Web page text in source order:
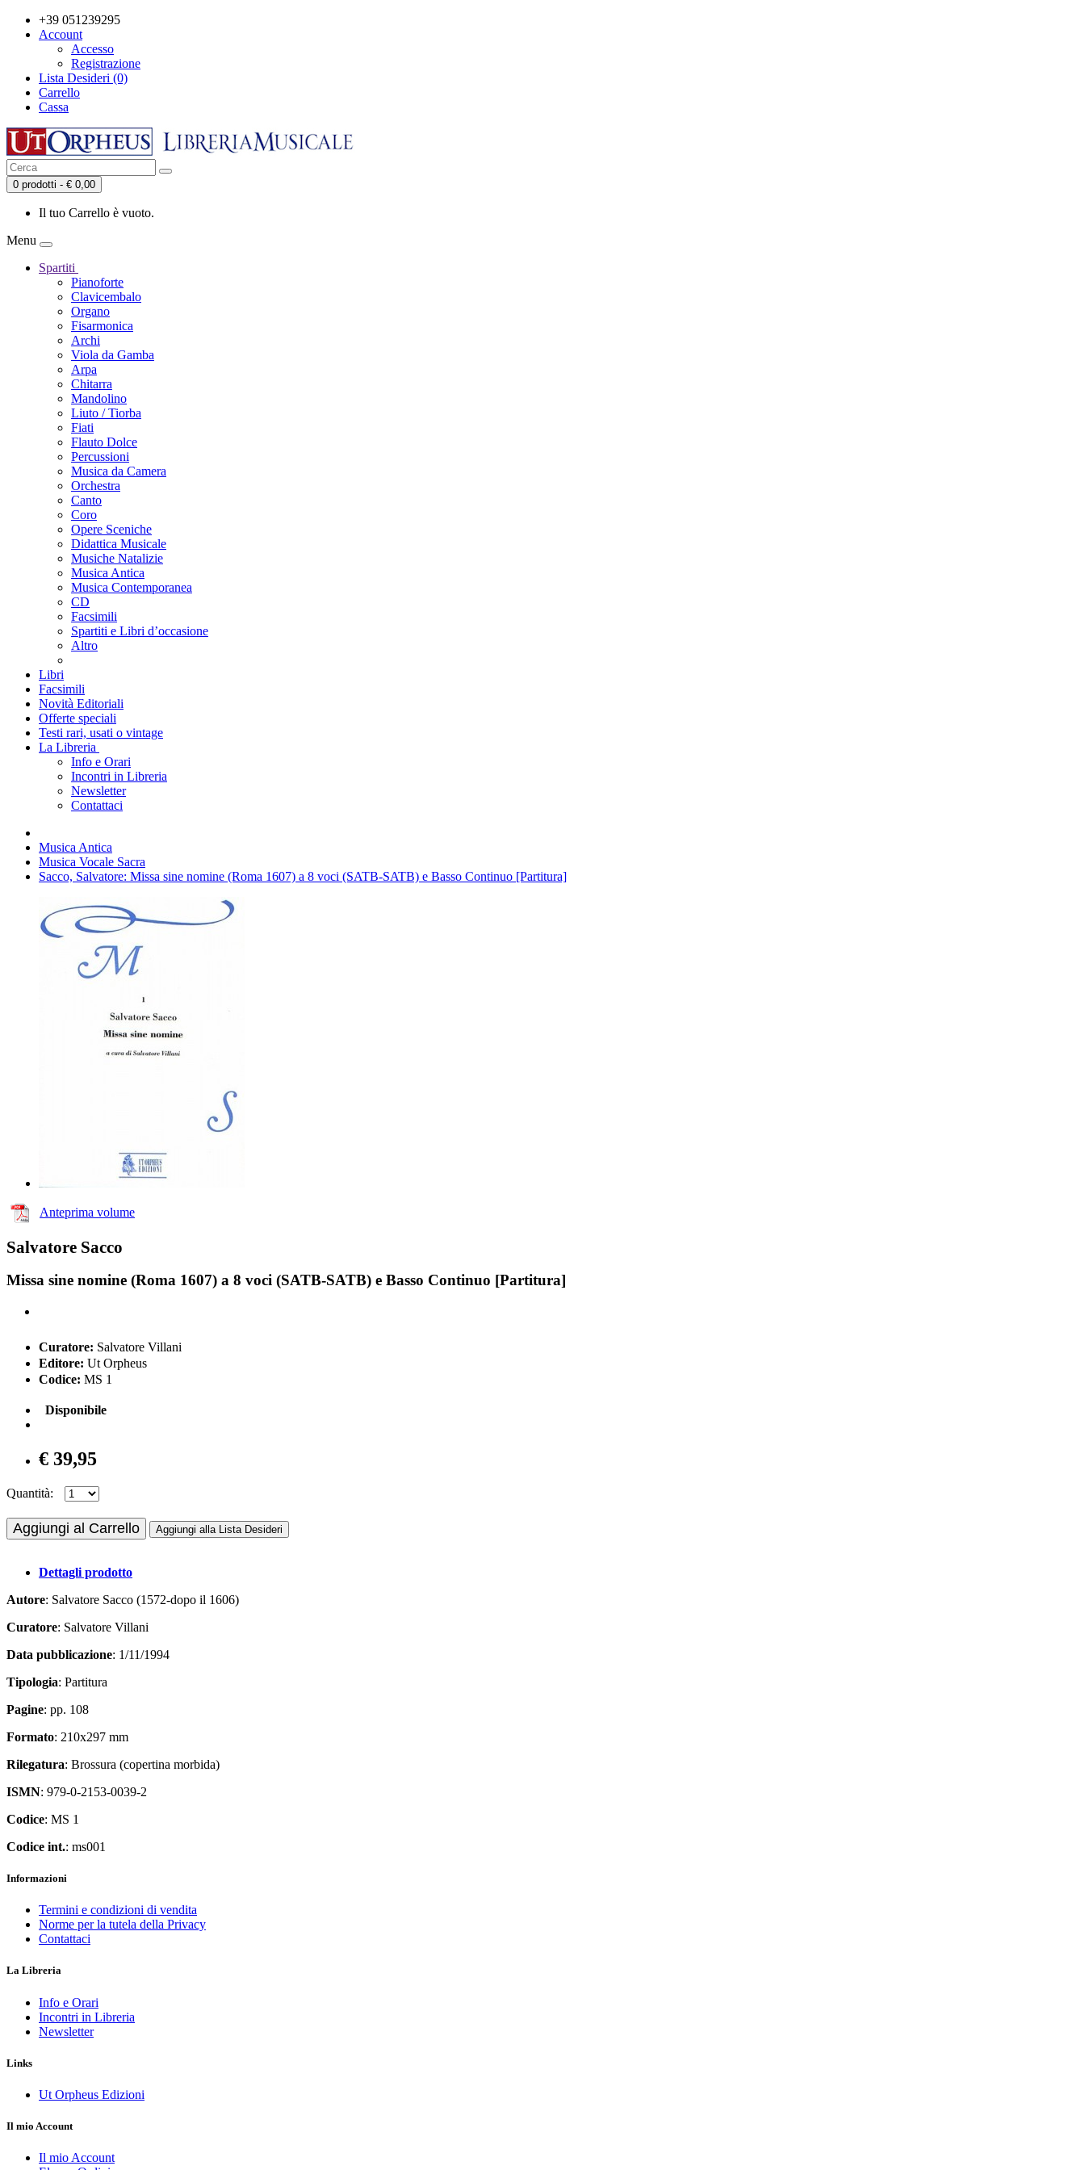
+39 051239295
Account
Accesso
Registrazione
Lista Desideri (0)
Carrello
Cassa
0 prodotti - € 0,00
Il tuo Carrello è vuoto.
Menu
Spartiti
Pianoforte
Clavicembalo
Organo
Fisarmonica
Archi
Viola da Gamba
Arpa
Chitarra
Mandolino
Liuto / Tiorba
Fiati
Flauto Dolce
Percussioni
Musica da Camera
Orchestra
Canto
Coro
Opere Sceniche
Didattica Musicale
Musiche Natalizie
Musica Antica
Musica Contemporanea
CD
Facsimili
Spartiti e Libri d’occasione
Altro
Libri
Facsimili
Novità Editoriali
Offerte speciali
Testi rari, usati o vintage
La Libreria
Info e Orari
Incontri in Libreria
Newsletter
Contattaci
Musica Antica
Musica Vocale Sacra
Sacco, Salvatore: Missa sine nomine (Roma 1607) a 8 voci (SATB-SATB) e Basso Continuo [Partitura]
Anteprima volume
Salvatore Sacco
Missa sine nomine (Roma 1607) a 8 voci (SATB-SATB) e Basso Continuo [Partitura]
Curatore: Salvatore Villani
Editore: Ut Orpheus
Codice: MS 1
Disponibile
€ 39,95
Quantità:
Aggiungi al Carrello Aggiungi alla Lista Desideri
Dettagli prodotto
Autore: Salvatore Sacco (1572-dopo il 1606)
Curatore: Salvatore Villani
Data pubblicazione: 1/11/1994
Tipologia: Partitura
Pagine: pp. 108
Formato: 210x297 mm
Rilegatura: Brossura (copertina morbida)
ISMN: 979-0-2153-0039-2
Codice: MS 1
Codice int.: ms001
Informazioni
Termini e condizioni di vendita
Norme per la tutela della Privacy
Contattaci
La Libreria
Info e Orari
Incontri in Libreria
Newsletter
Links
Ut Orpheus Edizioni
Il mio Account
Il mio Account